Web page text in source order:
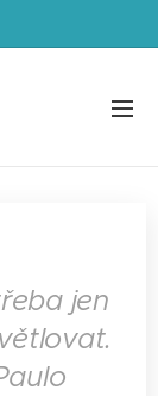
jen